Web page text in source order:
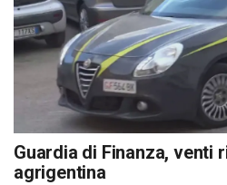
Guardia di Finanza, venti
agrigentina